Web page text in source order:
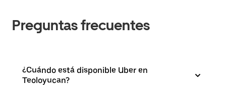
Preguntas frecuentes
¿Cuándo está disponible Uber en
Teoloyucan?